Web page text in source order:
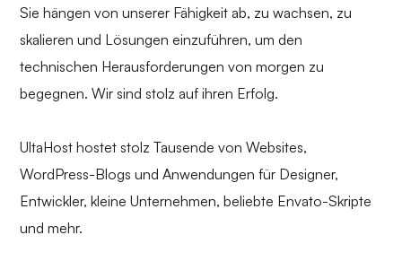
Sie hängen von unserer Fähigkeit ab, zu wachsen, zu
skalieren und Lösungen einzuführen, um den
technischen Herausforderungen von morgen zu
begegnen. Wir sind stolz auf ihren Erfolg.
UltaHost hostet stolz Tausende von Websites,
WordPress-Blogs und Anwendungen für Designer,
Entwickler, kleine Unternehmen, beliebte Envato-Skripte
und mehr.